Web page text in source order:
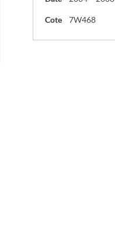
Cote 7W468